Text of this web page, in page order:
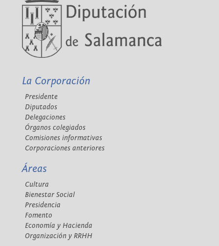
La Corporación
Presidente
Diputados
Delegaciones
Órganos colegiados
Comisiones informativas
Corporaciones anteriores
Áreas
Cultura
Bienestar Social
Presidencia
Fomento
Economía y Hacienda
Organización y RRHH